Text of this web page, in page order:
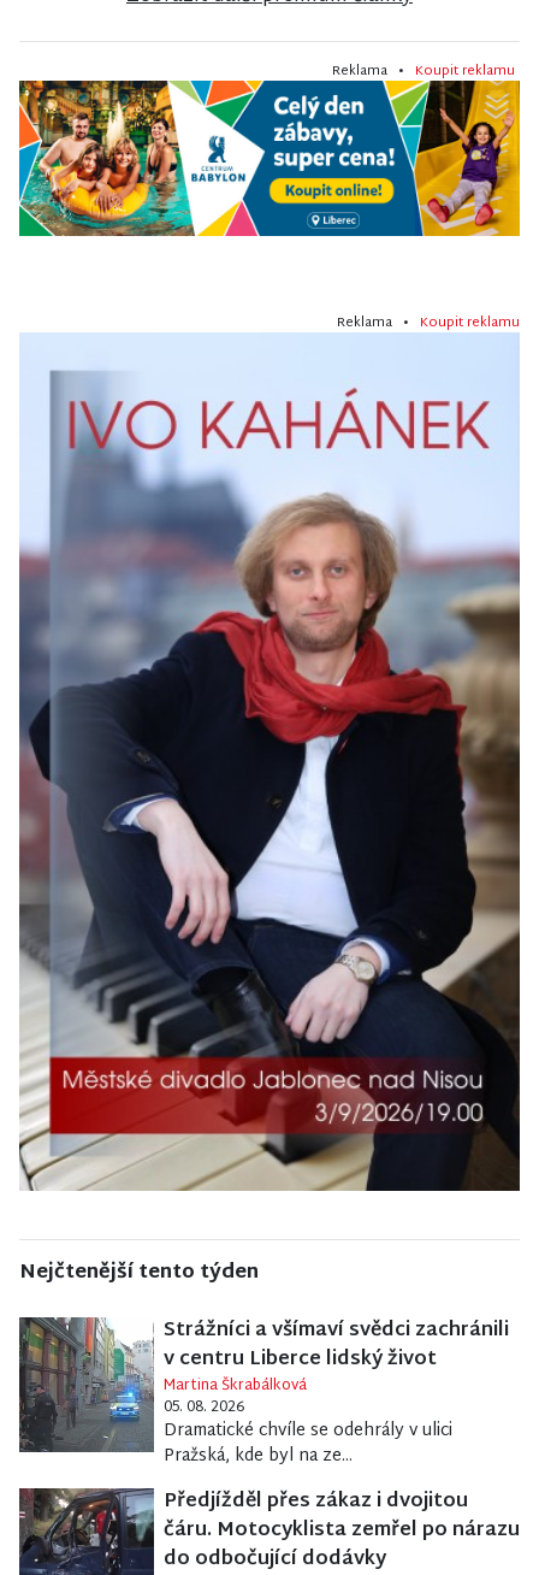
Reklama • Koupit reklamu
Reklama • Koupit reklamu
Nejčtenější tento týden
Strážníci a všímaví svědci zachránili
v centru Liberce lidský život
Martina Škrabálková
05. 08. 2026
Dramatické chvíle se odehrály v ulici
Pražská, kde byl na ze...
Předjížděl přes zákaz i dvojitou
čáru. Motocyklista zemřel po nárazu
do odbočující dodávky